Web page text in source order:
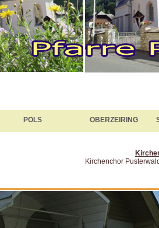
PÖLS OBERZEIRING
Kirchenchor